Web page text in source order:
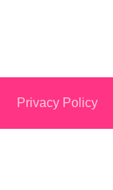
Privacy Policy